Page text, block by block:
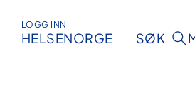
LOGG INN
HELSENORGE SØK